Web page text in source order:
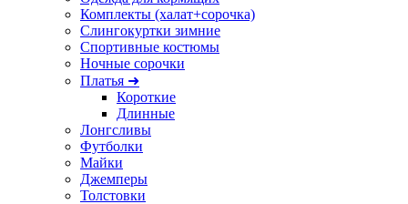
Комплекты (халат+сорочка)
Слингокуртки зимние
Спортивные костюмы
Ночные сорочки
Платья ➜
Короткие
Длинные
Лонгсливы
Футболки
Майки
Джемперы
Толстовки